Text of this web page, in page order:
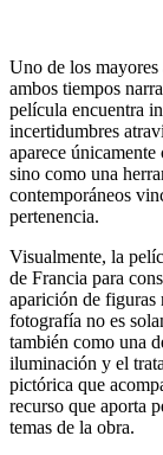
Uno de los mayores
ambos tiempos
película encuentra
incertidumbres
aparece
sino como una
contemporáneos
pertenencia.
Visualmente, la
de Francia para
aparición de figuras
fotografía no es
también como una
iluminación y el
pictórica que
recurso que aporta
temas de la obra.